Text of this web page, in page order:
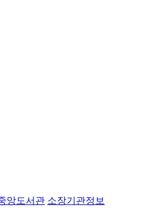
앙도서관 소장기관정보